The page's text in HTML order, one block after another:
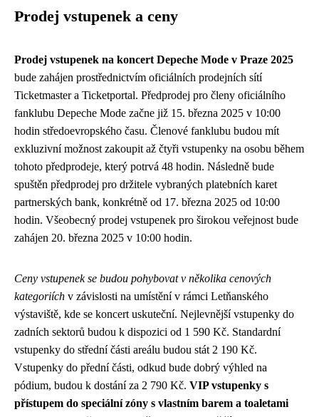
Prodej vstupenek a ceny
Prodej vstupenek na koncert Depeche Mode v Praze 2025
bude zahájen prostřednictvím oficiálních prodejních sítí
Ticketmaster a Ticketportal. Předprodej pro členy oficiálního
fanklubu Depeche Mode začne již 15. března 2025 v 10:00
hodin středoevropského času. Členové fanklubu budou mít
exkluzivní možnost zakoupit až čtyři vstupenky na osobu během
tohoto předprodeje, který potrvá 48 hodin. Následně bude
spuštěn předprodej pro držitele vybraných platebních karet
partnerských bank, konkrétně od 17. března 2025 od 10:00
hodin. Všeobecný prodej vstupenek pro širokou veřejnost bude
zahájen 20. března 2025 v 10:00 hodin.
Ceny vstupenek se budou pohybovat v několika cenových
kategoriích v závislosti na umístění v rámci Letňanského
výstaviště, kde se koncert uskuteční. Nejlevnější vstupenky do
zadních sektorů budou k dispozici od 1 590 Kč. Standardní
vstupenky do střední části areálu budou stát 2 190 Kč.
Vstupenky do přední části, odkud bude dobrý výhled na
pódium, budou k dostání za 2 790 Kč. VIP vstupenky s
přístupem do speciální zóny s vlastním barem a toaletami